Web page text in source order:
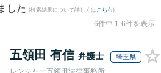
した (検索結果について詳しくは こちら)
6件中 1-6件を表示
五領田 有信 弁護士 埼玉県
レンジャー五領田法律事務所